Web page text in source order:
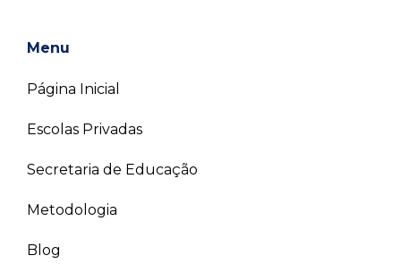
Menu
Página Inicial
Escolas Privadas
Secretaria de Educação
Metodologia
Blog